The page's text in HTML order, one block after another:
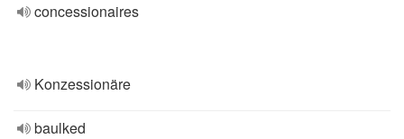
concessionaires
Konzessionäre
baulked